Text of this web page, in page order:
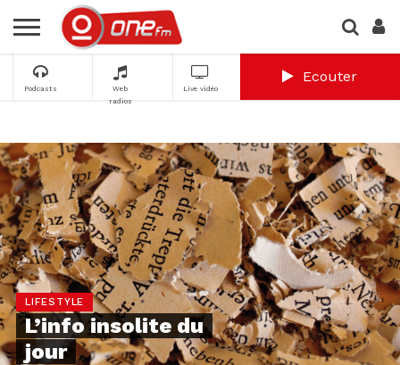
Podcasts
Web
radios
Live vidéo
Ecouter
LIFESTYLE
L’info insolite du
jour